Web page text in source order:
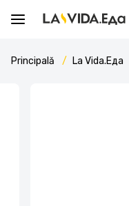
Principală La Vida.Еда